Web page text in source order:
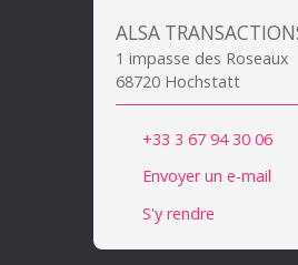
1 impasse des Roseaux
68720 Hochstatt
+33 3 67 94 30 06
Envoyer un e-mail
S'y rendre